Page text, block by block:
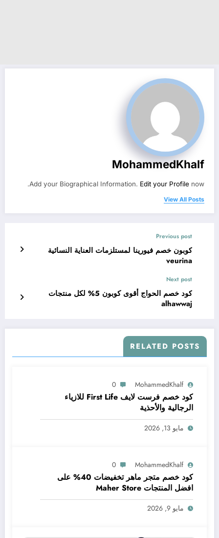
MohammedKhalf
Add your Biographical Information. Edit your Profile now.
View All Posts
Previous post
كوبون خصم فيورينا لمستلزمات العناية النسائية
veurina
Next post
كود خصم الحواج أقوى كوبون 5% لكل منتجات
alhawwaj
RELATED POSTS
MohammedKhalf
0
كود خصم فرست لايف First Life للازياء
الرجالية والأحذية
مايو 13, 2026
MohammedKhalf
0
كود خصم متجر ماهر تخفيضات 40% على
افضل المنتجات Maher Store
مايو 9, 2026